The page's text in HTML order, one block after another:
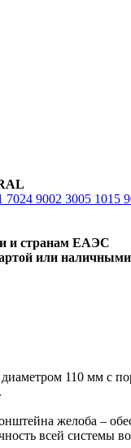
7024 9002 3005 1015
и странам ЕАЭС
или наличными
110 мм с
желоба –
всей системы